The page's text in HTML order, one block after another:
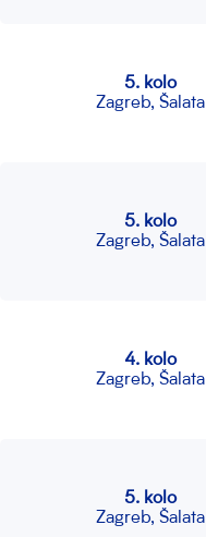
5. kolo
Zagreb, Šalata
5. kolo
Zagreb, Šalata
4. kolo
Zagreb, Šalata
5. kolo
Zagreb, Šalata